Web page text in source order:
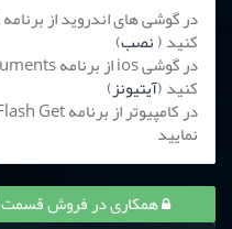
کنید (نصب)
کنید (آیتیونز)
نمایید
همکاری در فروش قسمت 4 اجل معلق و کسب درآمد از آن